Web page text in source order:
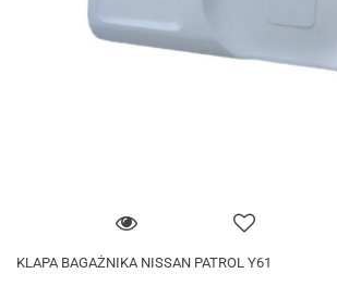
KLAPA BAGAŻNIKA NISSAN PATROL Y61